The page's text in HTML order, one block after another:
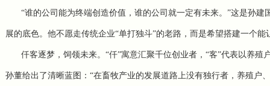
“谁的公司能为终端创造价值，谁的公司就一定有未来。”这是孙
展的底色。他不愿走传统企业“单打独斗”的老路，而是希望搭建一个
仟客逐梦，饲领未来。“仟”寓意汇聚千位创业者，“客”代表以养
孙董给出了清晰蓝图：“在畜牧产业的发展道路上没有独行者，养殖